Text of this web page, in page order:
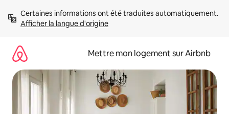
directement
Afficher la langue d'origine
Mettre mon logement sur Airbnb